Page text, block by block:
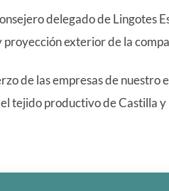
delegado de Lingotes
exterior de la
de las empresas de nuestro
tejido productivo de Castilla y